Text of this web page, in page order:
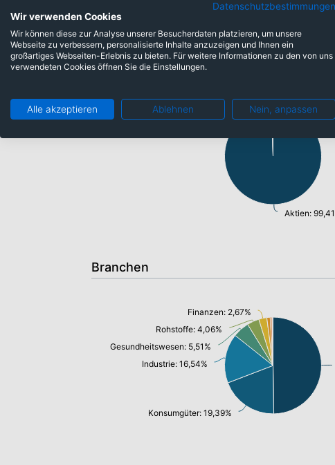
Anlageklassen
Aktien:
Barmittel: 0,59%
Branchen
Konsumgüter: 19,39%
Industrie: 16,54%
Gesundheitswesen: 5,51%
Rohstoffe: 4,06%
Finanzen: 2,67%
Datenschutzbestimmungen
Wir verwenden Cookies
Wir können diese zur Analyse unserer Besucherdaten platzieren, um unsere
Webseite zu verbessern, personalisierte Inhalte anzuzeigen und Ihnen ein
großartiges Webseiten-Erlebnis zu bieten. Für weitere Informationen zu den von uns
verwendeten Cookies öffnen Sie die Einstellungen.
Alle akzeptieren Ablehnen Nein, anpassen